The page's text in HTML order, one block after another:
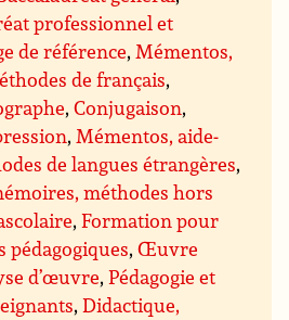
professionnel et
de référence, Mémentos,
de français,
,Conjugaison,
, Mémentos, aide-
de langues étrangères,
méthodes hors
,Formation pour
pédagogiques,Œuvre
d’œuvre,Pédagogie et
,Didactique,